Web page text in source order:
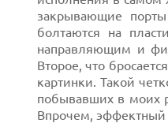
закрывающие
болтаются на
направляющим и
Второе, что
картинки. Такой
побывавших в моих
Впрочем, эффектный